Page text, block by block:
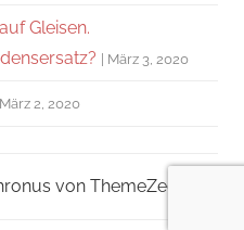
Gleisen.
März 3, 2020
März 2, 2020
von ThemeZee.